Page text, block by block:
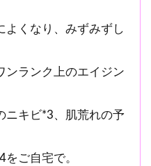
よくなり、みずみずし
ンランク上のエイジン
ニキビ*3、肌荒れの予
ご自宅で。